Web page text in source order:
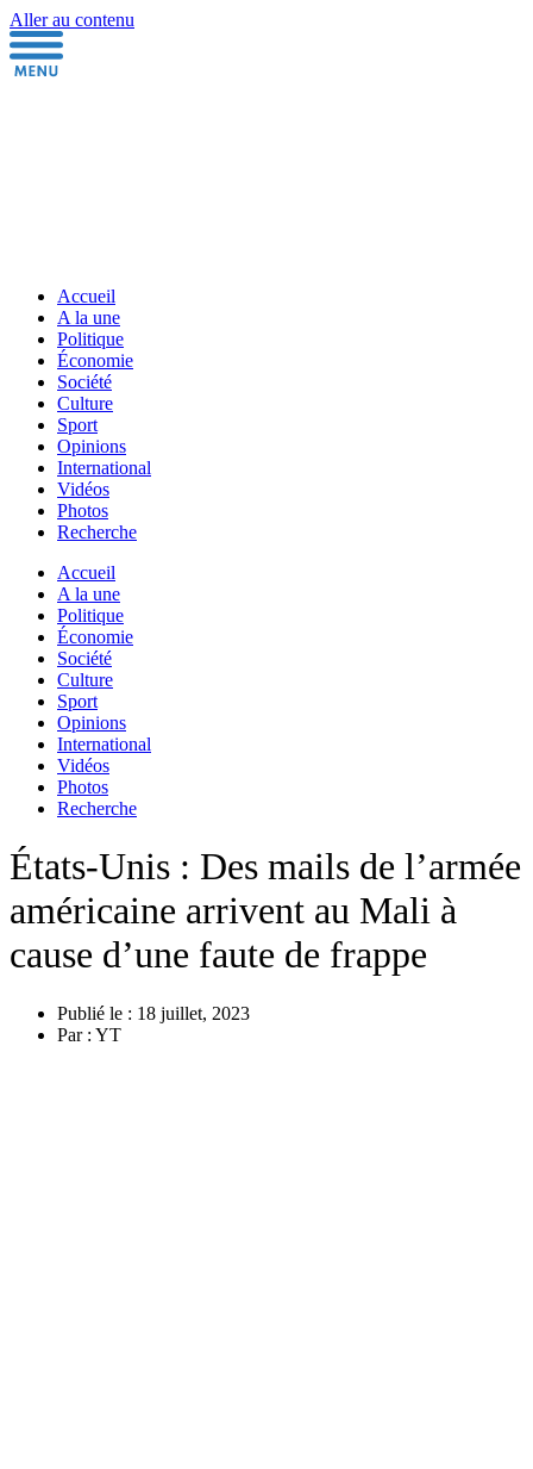
Aller au contenu
Accueil
A la une
Politique
Économie
Société
Culture
Sport
Opinions
International
Vidéos
Photos
Recherche
Accueil
A la une
Politique
Économie
Société
Culture
Sport
Opinions
International
Vidéos
Photos
Recherche
États-Unis : Des mails de l’armée
américaine arrivent au Mali à
cause d’une faute de frappe
Publié le : 18 juillet, 2023
Par : YT